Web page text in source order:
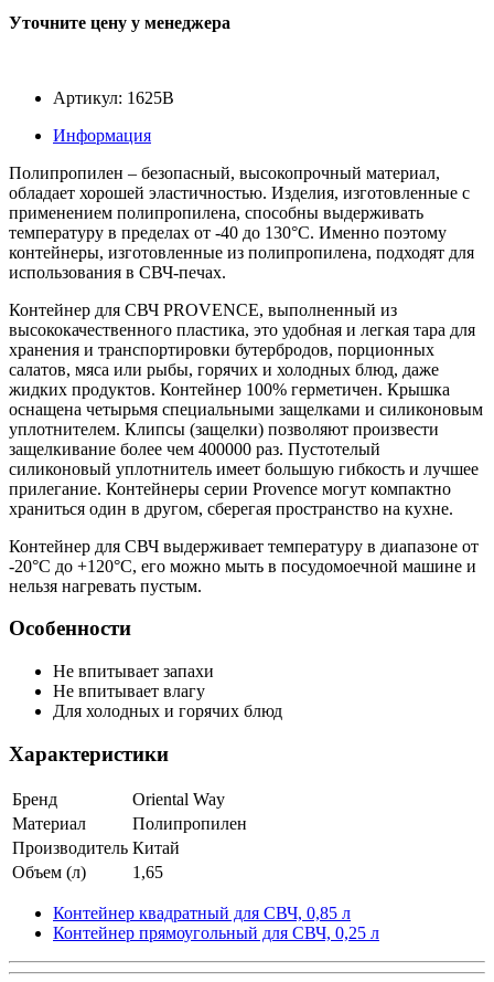
Уточните цену у менеджера
Артикул: 1625В
Информация
Полипропилен – безопасный, высокопрочный материал,
обладает хорошей эластичностью. Изделия, изготовленные с
применением полипропилена, способны выдерживать
температуру в пределах от -40 до 130°C. Именно поэтому
контейнеры, изготовленные из полипропилена, подходят для
использования в СВЧ-печах.
Контейнер для СВЧ PROVENCE, выполненный из
высококачественного пластика, это удобная и легкая тара для
хранения и транспортировки бутербродов, порционных
салатов, мяса или рыбы, горячих и холодных блюд, даже
жидких продуктов. Контейнер 100% герметичен. Крышка
оснащена четырьмя специальными защелками и силиконовым
уплотнителем. Клипсы (защелки) позволяют произвести
защелкивание более чем 400000 раз. Пустотелый
силиконовый уплотнитель имеет большую гибкость и лучшее
прилегание. Контейнеры серии Provence могут компактно
храниться один в другом, сберегая пространство на кухне.
Контейнер для СВЧ выдерживает температуру в диапазоне от
-20°C до +120°C, его можно мыть в посудомоечной машине и
нельзя нагревать пустым.
Особенности
Не впитывает запахи
Не впитывает влагу
Для холодных и горячих блюд
Характеристики
Бренд
Oriental Way
Материал
Полипропилен
Производитель Китай
Объем (л)
1,65
Контейнер квадратный для СВЧ, 0,85 л
Контейнер прямоугольный для СВЧ, 0,25 л